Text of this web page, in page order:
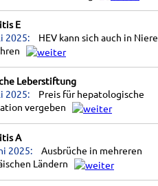
E
2025:
HEV kann sich auch in Niere
Leberstiftung
2025:
Preis für hepatologische
vergeben
A
2025:
Ausbrüche in mehreren
Ländern